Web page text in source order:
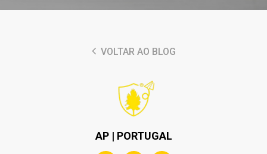
VOLTAR AO BLOG
AP | PORTUGAL